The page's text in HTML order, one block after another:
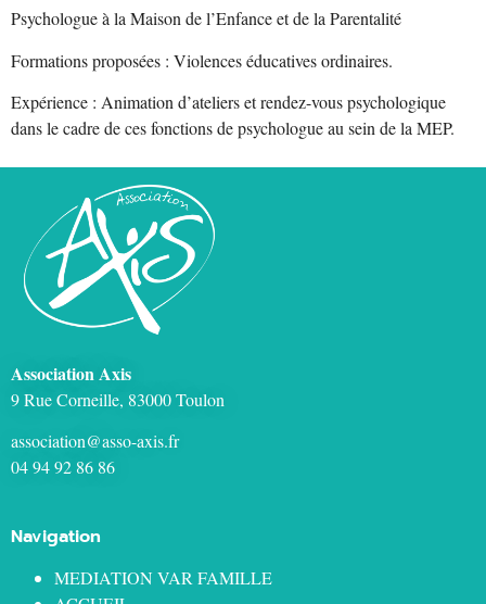
Psychologue à la Maison de l’Enfance et de la Parentalité
Formations proposées : Violences éducatives ordinaires.
Expérience : Animation d’ateliers et rendez-vous psychologique
dans le cadre de ces fonctions de psychologue au sein de la MEP.
Association Axis
9 Rue Corneille, 83000 Toulon
association@asso-axis.fr
04 94 92 86 86
Navigation
MEDIATION VAR FAMILLE